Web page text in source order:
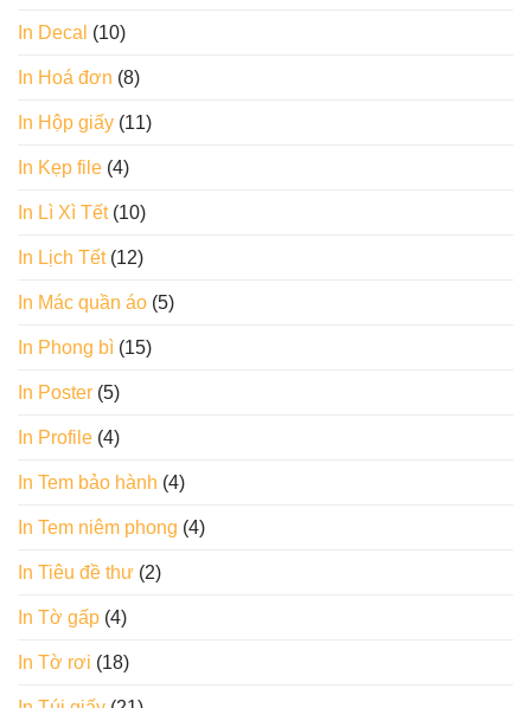
In Decal (10)
In Hoá đơn (8)
In Hộp giấy (11)
In Kẹp file (4)
In Lì Xì Tết(10)
In Lịch Tết(12)
In Mác quần áo (5)
In Phong bì (15)
In Poster (5)
In Profile (4)
In Tem bảo hành (4)
In Tem niêm phong (4)
In Tiêu đề thư (2)
In Tờ gấp (4)
In Tờ rơi (18)